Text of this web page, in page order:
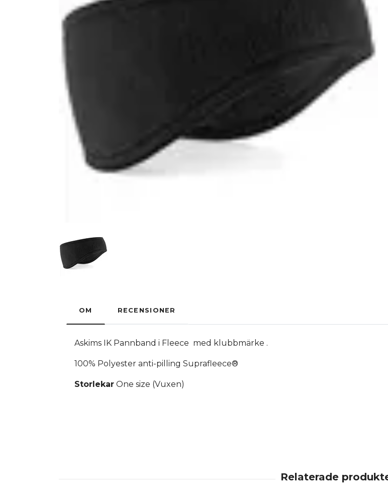
OM RECENSIONER
Askims IK Pannband i Fleece med klubbmärke .
100% Polyester anti-pilling Suprafleece®
Storlekar One size (Vuxen)